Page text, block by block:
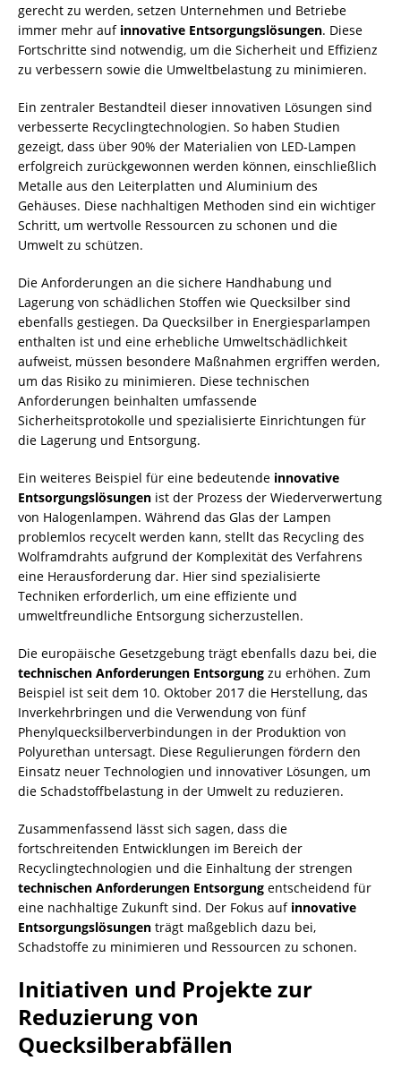
gerecht zu werden, setzen Unternehmen und Betriebe
immer mehr auf innovative Entsorgungslösungen. Diese
Fortschritte sind notwendig, um die Sicherheit und Effizienz
zu verbessern sowie die Umweltbelastung zu minimieren.
Ein zentraler Bestandteil dieser innovativen Lösungen sind
verbesserte Recyclingtechnologien. So haben Studien
gezeigt, dass über 90% der Materialien von LED-Lampen
erfolgreich zurückgewonnen werden können, einschließlich
Metalle aus den Leiterplatten und Aluminium des
Gehäuses. Diese nachhaltigen Methoden sind ein wichtiger
Schritt, um wertvolle Ressourcen zu schonen und die
Umwelt zu schützen.
Die Anforderungen an die sichere Handhabung und
Lagerung von schädlichen Stoffen wie Quecksilber sind
ebenfalls gestiegen. Da Quecksilber in Energiesparlampen
enthalten ist und eine erhebliche Umweltschädlichkeit
aufweist, müssen besondere Maßnahmen ergriffen werden,
um das Risiko zu minimieren. Diese technischen
Anforderungen beinhalten umfassende
Sicherheitsprotokolle und spezialisierte Einrichtungen für
die Lagerung und Entsorgung.
Ein weiteres Beispiel für eine bedeutende innovative
Entsorgungslösungen ist der Prozess der Wiederverwertung
von Halogenlampen. Während das Glas der Lampen
problemlos recycelt werden kann, stellt das Recycling des
Wolframdrahts aufgrund der Komplexität des Verfahrens
eine Herausforderung dar. Hier sind spezialisierte
Techniken erforderlich, um eine effiziente und
umweltfreundliche Entsorgung sicherzustellen.
Die europäische Gesetzgebung trägt ebenfalls dazu bei, die
technischen Anforderungen Entsorgung zu erhöhen. Zum
Beispiel ist seit dem 10. Oktober 2017 die Herstellung, das
Inverkehrbringen und die Verwendung von fünf
Phenylquecksilberverbindungen in der Produktion von
Polyurethan untersagt. Diese Regulierungen fördern den
Einsatz neuer Technologien und innovativer Lösungen, um
die Schadstoffbelastung in der Umwelt zu reduzieren.
Zusammenfassend lässt sich sagen, dass die
fortschreitenden Entwicklungen im Bereich der
Recyclingtechnologien und die Einhaltung der strengen
technischen Anforderungen Entsorgung entscheidend für
eine nachhaltige Zukunft sind. Der Fokus auf innovative
Entsorgungslösungen trägt maßgeblich dazu bei,
Schadstoffe zu minimieren und Ressourcen zu schonen.
Initiativen und Projekte zur
Reduzierung von
Quecksilberabfällen